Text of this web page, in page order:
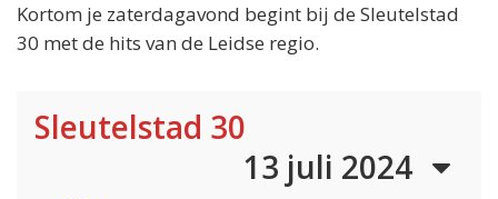
Kortom je zaterdagavond begint bij de Sleutelstad
30 met de hits van de Leidse regio.
Sleutelstad 30
13 juli 2024